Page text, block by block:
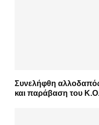
Συνελήφθη
και παράβαση του